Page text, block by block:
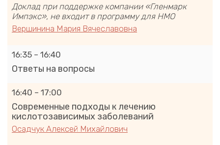
Доклад при поддержке компании «Гленмарк
Импэкс», не входит в программу для НМО
Вершинина Мария Вячеславовна
16:35 – 16:40
Ответы на вопросы
16:40 – 17:00
Современные подходы к лечению
кислотозависимых заболеваний
Осадчук Алексей Михайлович